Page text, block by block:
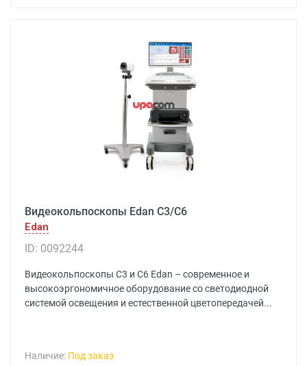
Видеокольпоскопы Edan С3/С6
Edan
ID: 0092244
Видеокольпоскопы С3 и С6 Edan – современное и
высокоэргономичное оборудование со светодиодной
системой освещения и естественной цветопередачей...
Наличие: Под заказ